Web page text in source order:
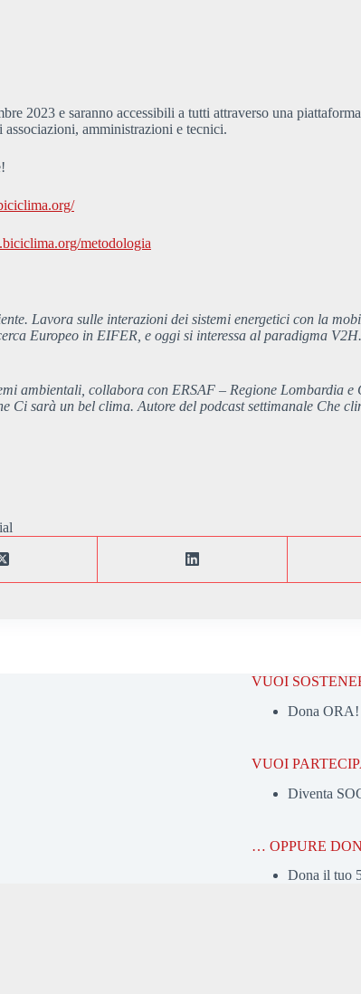
2023 e saranno accessibili a tutti attraverso una
amministrazioni e tecnici.
metodologia
Lavora sulle interazioni dei sistemi energetici con la
Europeo in EIFER, e oggi si interessa al paradigma
ambientali, collabora con ERSAF – Regione Lombardia
Ci sarà un bel clima. Autore del podcast settimanale Che
VUOI
Dona ORA!
VUOI
Diventa
… OPPURE
Dona il tuo